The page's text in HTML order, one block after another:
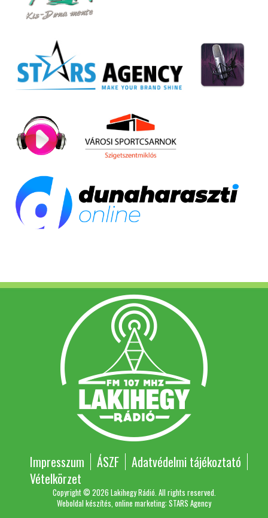
Impresszum ÁSZF
Adatvédelmi tájékoztató
Vételkörzet
Copyright © 2026 Lakihegy Rádió. All rights reserved.
Weboldal készítés, online marketing: STARS Agency